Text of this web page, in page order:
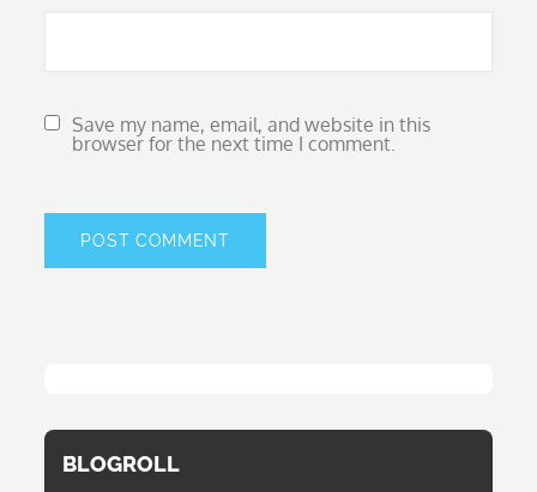
Save my name, email, and website in this
browser for the next time I comment.
BLOGROLL